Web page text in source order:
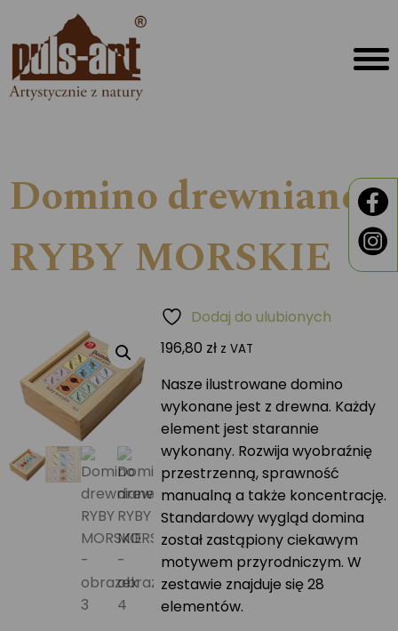
Domino drewniane
RYBY MORSKIE
196,80 zł z VAT
Nasze ilustrowane domino
wykonane jest z drewna. Każdy
element jest starannie
wykonany. Rozwija wyobraźnię
przestrzenną, sprawność
manualną a także koncentrację.
Standardowy wygląd domina
został zastąpiony ciekawym
motywem przyrodniczym. W
zestawie znajduje się 28
elementów.
Dodaj do ulubionych